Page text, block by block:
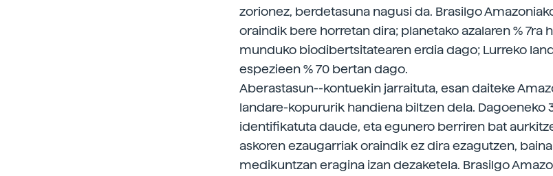
zorionez, berdetasuna nagusi da. Brasilgo
oraindik bere horretan dira; planetako azalaren % 7ra
munduko biodibertsitatearen erdia dago; Lurreko
espezieen % 70 bertan dago.
Aberastasun--kontuekin jarraituta, esan daiteke
landare-kopururik handiena biltzen dela. Dagoeneko
identifikatuta daude, eta egunero berriren bat
askoren ezaugarriak oraindik ez dira ezagutzen,
medikuntzan eragina izan dezaketela. Brasilgo